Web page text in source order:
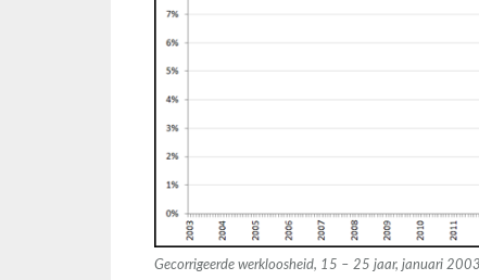
Gecorrigeerde werkloosheid, 15 – 25 jaar, januari